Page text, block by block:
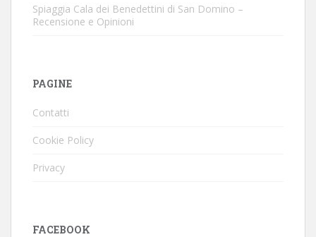
Spiaggia Cala dei Benedettini di San Domino –
Recensione e Opinioni
PAGINE
Contatti
Cookie Policy
Privacy
FACEBOOK